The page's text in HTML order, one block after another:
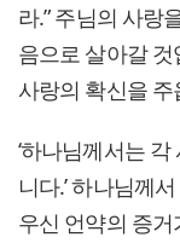
라.” 주님의 사랑
음으로 살아갈
사랑의 확신을 주
‘하나님께서는
니다.’ 하나님께
우신 언약의 증거